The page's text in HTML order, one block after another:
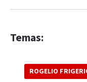
Temas:
ROGELIO